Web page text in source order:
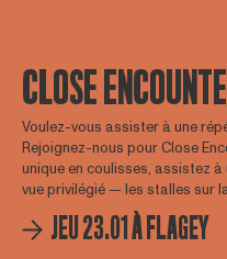
CLOSE
Voulez-vous assister à une
Rejoignez-nous pour Close
unique en coulisses, assistez
vue privilégié — les stalles sur
JEU 23.01 À FLAGEY